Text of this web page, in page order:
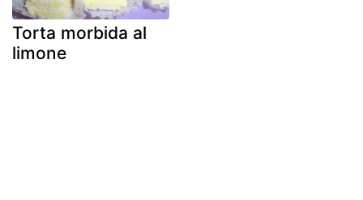
Torta morbida al
limone